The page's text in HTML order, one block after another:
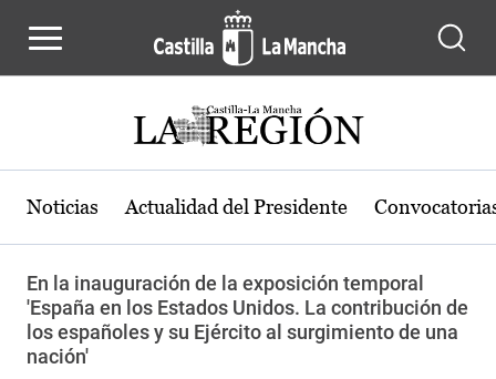
Noticias Actualidad del Presidente
En la inauguración de la exposición temporal
'España en los Estados Unidos. La contribución de
los españoles y su Ejército al surgimiento de una
nación'